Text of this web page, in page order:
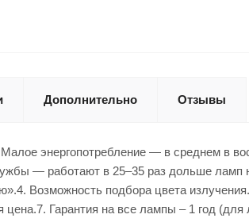
Дополнительно Отзывы
энергопотребление — в среднем в
— работают в 25–35 раз дольше ламп
Возможность подбора цвета
цена.7. Гарантия на все лампы – 1 год